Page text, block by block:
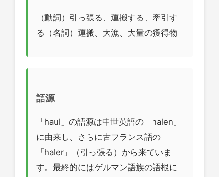
（動詞）引っ張る、運搬する、牽引す
る（名詞）運搬、大漁、大量の獲得物
語源
「haul」の語源は中世英語の「halen」
に由来し、さらに古フランス語の
「haler」（引っ張る）から来ていま
す。最終的にはゲルマン語族の語根に